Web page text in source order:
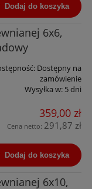
Dodaj do koszyka
6x6,
Dostępny na
zamówienie
Wysyłka w: 5 dni
359,00 zł
Cena netto: 291,87 zł
Dodaj do koszyka
6x10,